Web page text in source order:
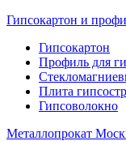
Гипсокартон и
Гипсокартон
Профиль для
Плита
Гипсоволокно
Металлопрокат